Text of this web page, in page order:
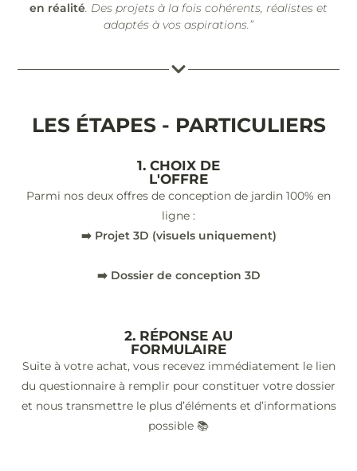
en réalité. Des projets à la fois cohérents, réalistes et
adaptés à vos aspirations.”
LES ÉTAPES - PARTICULIERS
1. CHOIX DE
L'OFFRE
Parmi nos deux offres de conception de jardin 100% en
ligne :
➡️ Projet 3D (visuels uniquement)
➡️ Dossier de conception 3D
2. RÉPONSE AU
FORMULAIRE
Suite à votre achat, vous recevez immédiatement le lien
du questionnaire à remplir pour constituer votre dossier
et nous transmettre le plus d’éléments et d’informations
possible 📚